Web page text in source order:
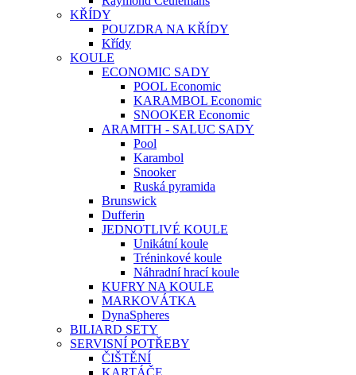
KŘÍDY
POUZDRA NA KŘÍDY
Křídy
KOULE
ECONOMIC SADY
POOL Economic
KARAMBOL Economic
SNOOKER Economic
ARAMITH - SALUC SADY
Pool
Karambol
Snooker
Ruská pyramida
Brunswick
Dufferin
JEDNOTLIVÉ KOULE
Unikátní koule
Tréninkové koule
Náhradní hrací koule
KUFRY NA KOULE
MARKOVÁTKA
DynaSpheres
BILIARD SETY
SERVISNÍ POTŘEBY
ČIŠTĚNÍ
KARTÁČE